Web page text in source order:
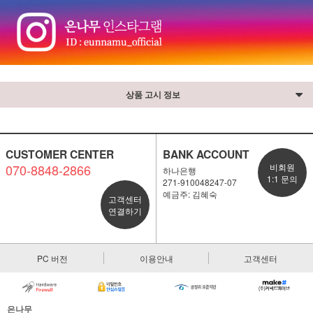
상품 고시 정보
CUSTOMER CENTER
070-8848-2866
고객센터
연결하기
BANK ACCOUNT
하나은행
271-910048247-07
예금주: 김혜숙
비회원
1:1 문의
PC 버전 이용안내 고객센터
은나무